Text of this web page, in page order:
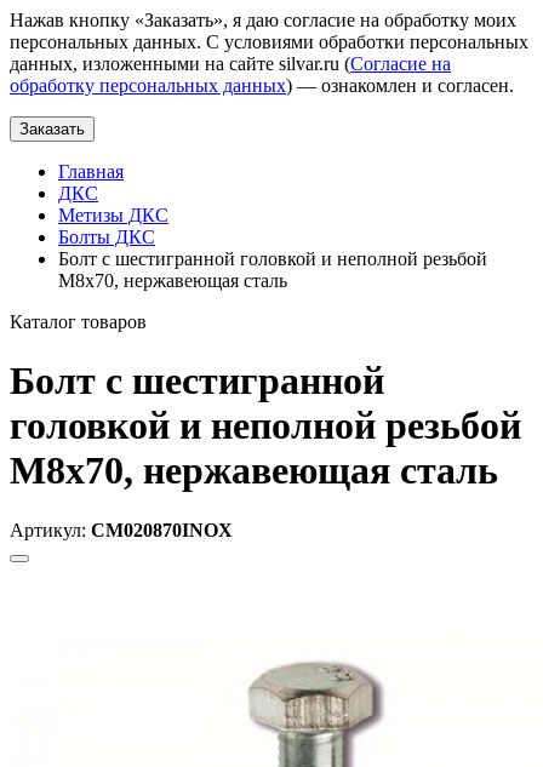
Нажав кнопку «Заказать», я даю согласие на обработку моих
персональных данных. С условиями обработки персональных
данных, изложенными на сайте silvar.ru (Согласие на
обработку персональных данных) — ознакомлен и согласен.
Заказать
Главная
ДКС
Метизы ДКС
Болты ДКС
Болт с шестигранной головкой и неполной резьбой
М8х70, нержавеющая сталь
Каталог товаров
Болт с шестигранной
головкой и неполной резьбой
М8х70, нержавеющая сталь
Артикул: CM020870INOX